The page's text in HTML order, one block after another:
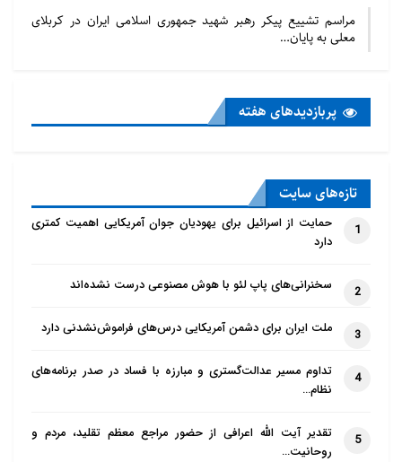
مراسم تشییع پیکر رهبر شهید جمهوری اسلامی ایران در کربلای
معلی به پایان…
پربازدید‌های هفته
تازه‌‌های سایت
1
حمایت از اسرائیل برای یهودیان جوان آمریکایی اهمیت کمتری
دارد
2 سخنرانی‌های پاپ لئو با هوش مصنوعی درست نشده‌اند
3 ملت ایران برای دشمن آمریکایی درس‌های فراموش‌نشدنی دارد
4
تداوم مسیر عدالت‌گستری و مبارزه با فساد در صدر برنامه‌های
نظام…
5
تقدیر آیت الله اعرافی از حضور مراجع معظم تقلید، مردم و
روحانیت…